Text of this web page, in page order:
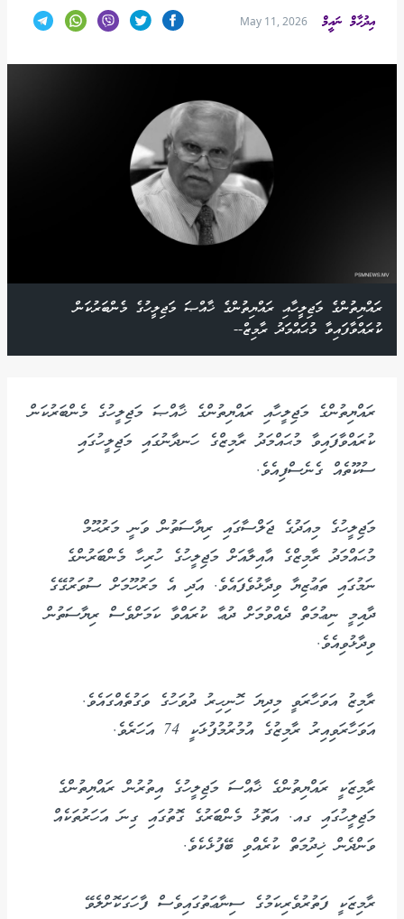
އިދުހާމް ނައީމް May 11, 2026
ރައްޔިތުންގެ މަޖިލީހާއި ރައްޔިތުންގެ ޚާއްޞަ މަޖިލީހުގެ މެންބަރުކަން
ކުރައްވާފައިވާ މުޙައްމަދު ރާމިޒް--
ރައްޔިތުންގެ މަޖިލީހާއި ރައްޔިތުންގެ ޚާއްޞަ މަޖިލީހުގެ މެންބަރުކަން
ކުރައްވާފައިވާ މުޙައްމަދު ރާމިޒްގެ ހަނދާނުގައި މަޖިލީހުގައި
ސުކޫތެއް ގެނެސްފިއެވެ.
މަޖިލީހުގެ މިއަދުގެ ޖަލްސާގައި ރިޔާސަތުން ވަނީ މަރުޙޫމް
މުޙައްމަދު ރާމިޒްގެ އާއިލާއަށް މަޖިލީހުގެ ހުރިހާ މެންބަރުންގެ
ނަމުގައި ތަޢުޒިޔާ ވިދާޅުވެފައެވެ. އަދި އެ މަރުހޫމަށް ސުވަރުގޭގެ
ދާއިމީ ނިޢުމަތް ދެއްވުމަށް ދުޢާ ކުރައްވާ ކަމަށްވެސް ރިޔާސަތުން
ވިދާޅުވިއެވެ.
ރާމިޒު އަވަހާރަވީ މިދިޔަ ހޮނިހިރު ދުވަހުގެ ވަގުތެއްގައެވެ.
އަވަހާރަވިއިރު ރާމިޒުގެ އުމުރުމުފުޅަކީ 74 އަހަރެވެ.
ރާމިޒަކީ ރައްޔިތުންގެ ޚާއްސަ މަޖިލީހުގެ އިތުރުން ރައްޔިތުންގެ
މަޖިލީހުގައި ގއ. އަތޮޅު މެންބަރުގެ ގޮތުގައި ގިނަ އަހަރުތަކެއް
ވަންދެން ޚިދުމަތް ކުރެއްވި ބޭފުޅެކެވެ.
ރާމިޒަކީ ފަތުރުވެރިކަމުގެ ސިނާޢަތުގައިވެސް ފާހަގަކޮށްލެވޭ